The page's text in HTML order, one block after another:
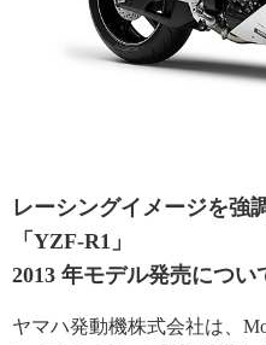
レーシングイメージを強
「YZF-R1」
2013 年モデル発売につい
ヤマハ発動機株式会社は、